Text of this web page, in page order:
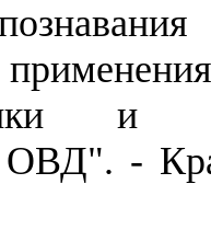
и
ОВД". -